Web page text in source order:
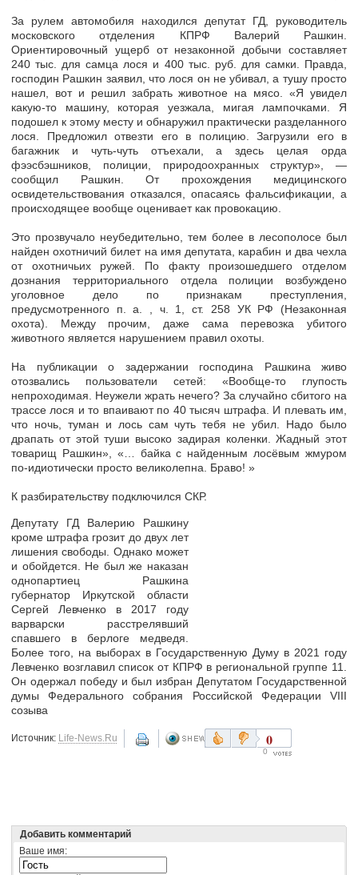
За рулем автомобиля находился депутат ГД, руководитель
московского отделения КПРФ Валерий Рашкин.
Ориентировочный ущерб от незаконной добычи составляет
240 тыс. для самца лося и 400 тыс. руб. для самки. Правда,
господин Рашкин заявил, что лося он не убивал, а тушу просто
нашел, вот и решил забрать животное на мясо. «Я увидел
какую-то машину, которая уезжала, мигая лампочками. Я
подошел к этому месту и обнаружил практически разделанного
лося. Предложил отвезти его в полицию. Загрузили его в
багажник и чуть-чуть отъехали, а здесь целая орда
фээсбэшников, полиции, природоохранных структур», —
сообщил Рашкин. От прохождения медицинского
освидетельствования отказался, опасаясь фальсификации, а
происходящее вообще оценивает как провокацию.
Это прозвучало неубедительно, тем более в лесополосе был
найден охотничий билет на имя депутата, карабин и два чехла
от охотничьих ружей. По факту произошедшего отделом
дознания территориального отдела полиции возбуждено
уголовное дело по признакам преступления,
предусмотренного п. а. , ч. 1, ст. 258 УК РФ (Незаконная
охота). Между прочим, даже сама перевозка убитого
животного является нарушением правил охоты.
На публикации о задержании господина Рашкина живо
отозвались пользователи сетей: «Вообще-то глупость
непроходимая. Неужели жрать нечего? За случайно сбитого на
трассе лося и то впаивают по 40 тысяч штрафа. И плевать им,
что ночь, туман и лось сам чуть тебя не убил. Надо было
драпать от этой туши высоко задирая коленки. Жадный этот
товарищ Рашкин», «… байка с найденным лосёвым жмуром
по-идиотически просто великолепна. Браво! »
К разбирательству подключился СКР.
Депутату ГД Валерию Рашкину
кроме штрафа грозит до двух лет
лишения свободы. Однако может
и обойдется. Не был же наказан
однопартиец Рашкина
губернатор Иркутской области
Сергей Левченко в 2017 году
варварски расстрелявший
спавшего в берлоге медведя.
Более того, на выборах в Государственную Думу в 2021 году
Левченко возглавил список от КПРФ в региональной группе 11.
Он одержал победу и был избран Депутатом Государственной
думы Федерального собрания Российской Федерации VIII
созыва
Источник: Life-News.Ru 0
0
Добавить комментарий
Ваше имя: